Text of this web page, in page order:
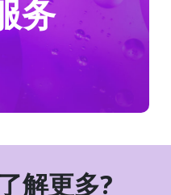
务
解更多?